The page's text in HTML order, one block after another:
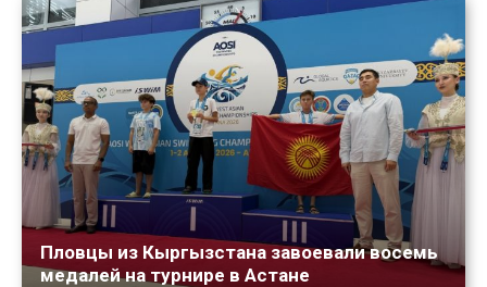
Пловцы из Кыргызстана завоевали восемь
медалей на турнире в Астане